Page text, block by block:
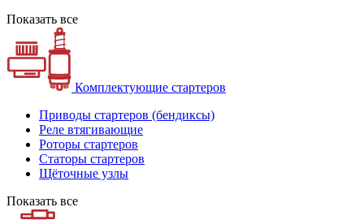
Показать все
Комплектующие стартеров
Приводы стартеров (бендиксы)
Реле втягивающие
Роторы стартеров
Статоры стартеров
Щёточные узлы
Показать все